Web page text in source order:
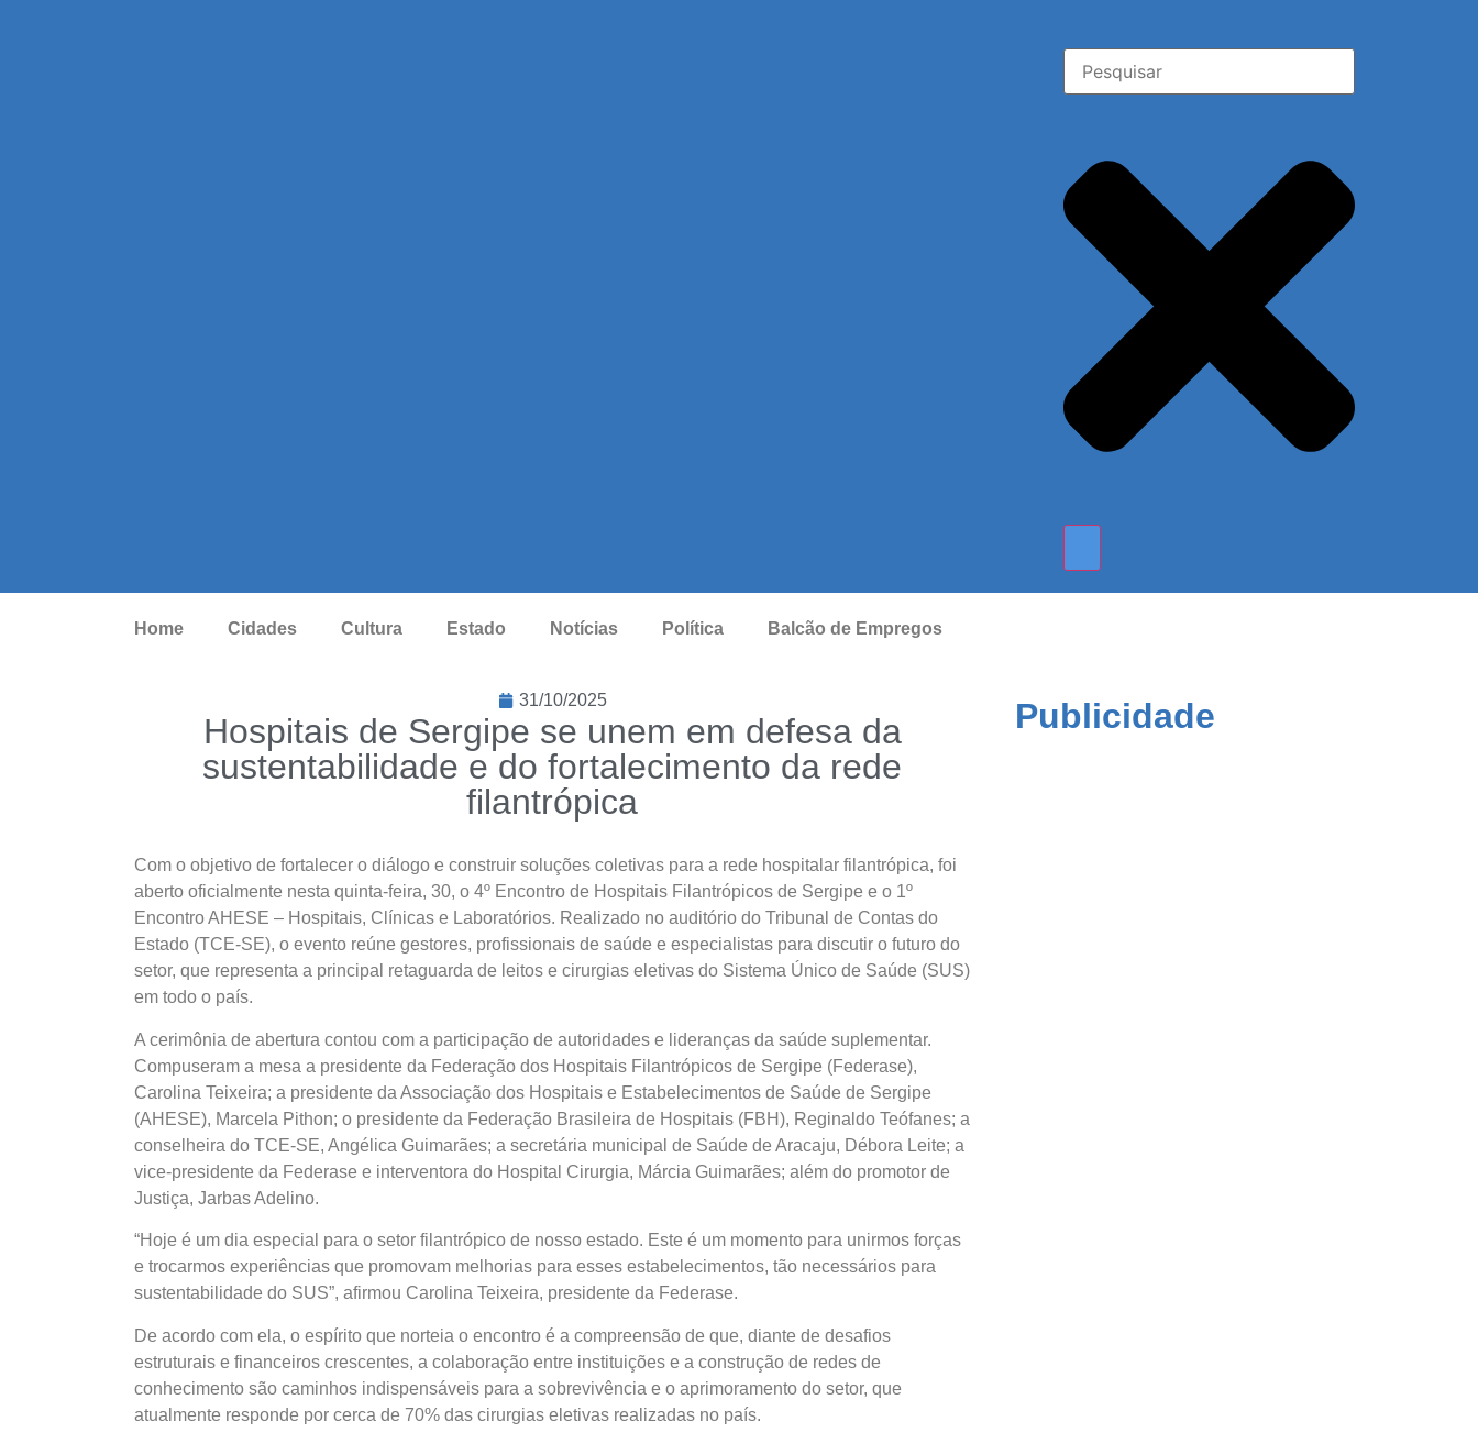
Home Cidades Cultura Estado Notícias Política Balcão de Empregos
31/10/2025
Hospitais de Sergipe se unem em defesa da
sustentabilidade e do fortalecimento da rede
filantrópica
Com o objetivo de fortalecer o diálogo e construir soluções coletivas para a rede hospitalar filantrópica, foi
aberto oficialmente nesta quinta-feira, 30, o 4º Encontro de Hospitais Filantrópicos de Sergipe e o 1º
Encontro AHESE – Hospitais, Clínicas e Laboratórios. Realizado no auditório do Tribunal de Contas do
Estado (TCE-SE), o evento reúne gestores, profissionais de saúde e especialistas para discutir o futuro do
setor, que representa a principal retaguarda de leitos e cirurgias eletivas do Sistema Único de Saúde (SUS)
em todo o país.
A cerimônia de abertura contou com a participação de autoridades e lideranças da saúde suplementar.
Compuseram a mesa a presidente da Federação dos Hospitais Filantrópicos de Sergipe (Federase),
Carolina Teixeira; a presidente da Associação dos Hospitais e Estabelecimentos de Saúde de Sergipe
(AHESE), Marcela Pithon; o presidente da Federação Brasileira de Hospitais (FBH), Reginaldo Teófanes; a
conselheira do TCE-SE, Angélica Guimarães; a secretária municipal de Saúde de Aracaju, Débora Leite; a
vice-presidente da Federase e interventora do Hospital Cirurgia, Márcia Guimarães; além do promotor de
Justiça, Jarbas Adelino.
“Hoje é um dia especial para o setor filantrópico de nosso estado. Este é um momento para unirmos forças
e trocarmos experiências que promovam melhorias para esses estabelecimentos, tão necessários para
sustentabilidade do SUS”, afirmou Carolina Teixeira, presidente da Federase.
De acordo com ela, o espírito que norteia o encontro é a compreensão de que, diante de desafios
estruturais e financeiros crescentes, a colaboração entre instituições e a construção de redes de
conhecimento são caminhos indispensáveis para a sobrevivência e o aprimoramento do setor, que
atualmente responde por cerca de 70% das cirurgias eletivas realizadas no país.
Publicidade